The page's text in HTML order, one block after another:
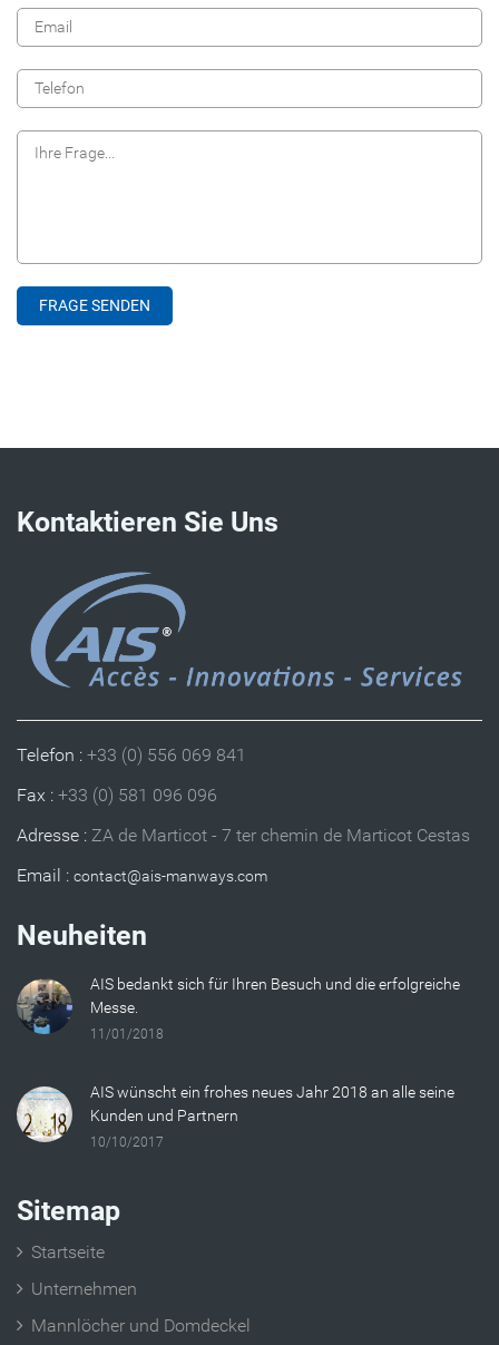
Kontaktieren Sie Uns
Telefon : +33 (0) 556 069 841
Fax : +33 (0) 581 096 096
Adresse : ZA de Marticot - 7 ter chemin de Marticot Cestas
Email :
Neuheiten
AIS bedankt sich für Ihren Besuch und die erfolgreiche
Messe.
11/01/2018
AIS wünscht ein frohes neues Jahr 2018 an alle seine
Kunden und Partnern
10/10/2017
Sitemap
Startseite
Unternehmen
Mannlöcher und Domdeckel